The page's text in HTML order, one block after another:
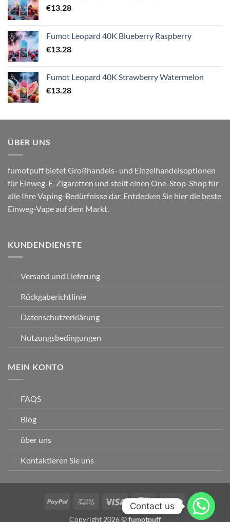
€13.28
Fumot Leopard 40K Blueberry Raspberry
€13.28
Fumot Leopard 40K Strawberry Watermelon
€13.28
ÜBER UNS
fumotpuff bietet Großhandels- und Einzelhandelsoptionen
für Einweg-E-Zigaretten und stellt einen One-Stop-Shop für
alle Ihre Vaping-Bedürfnisse dar. Entdecken Sie hier die beste
Einweg-Vape auf dem Markt.
KUNDENDIENSTE
Versand und Lieferung
Rückgaberichtlinie
Datenschutzerklärung
Nutzungsbedingungen
MEIN KONTO
FAQS
Blog
über uns
Kontaktieren Sie uns
PayPal Banküberweisung
Visum MasterCardStreifen
Copyright 2026 ©fumotpuff
Contact us